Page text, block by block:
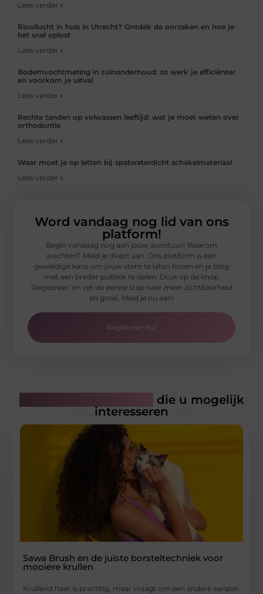
Lees verder »
Rioollucht in huis in Utrecht? Ontdek de oorzaken en hoe je
het snel oplost
Lees verder »
Bodemvochtmeting in tuinonderhoud: zo werk je efficiënter
en voorkom je uitval
Lees verder »
Rechte tanden op volwassen leeftijd: wat je moet weten over
orthodontie
Lees verder »
Waar moet je op letten bij spatwaterdicht schakelmateriaal
Lees verder »
Word vandaag nog lid van ons
platform!
Begin vandaag nog aan jouw avontuur! Waarom
wachten? Meld je direct aan. Ons platform is een
geweldige kans om jouw stem te laten horen en je blog
met een breder publiek te delen. Druk op de knop
‘Registreer’ en zet de eerste stap naar meer zichtbaarheid
en groei. Meld je nu aan!
Registreer nu!
die u mogelijk
interesseren
Sawa Brush en de juiste borsteltechniek voor
mooiere krullen
Krullend haar is prachtig, maar vraagt om een andere aanpak